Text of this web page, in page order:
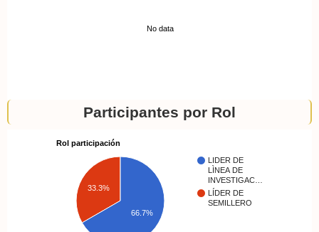
No data
Participantes por Rol
Rol participación
LIDER DE
LÌNEA DE
INVESTIGAC…
LÍDER DE
SEMILLERO
33.3%
66.7%